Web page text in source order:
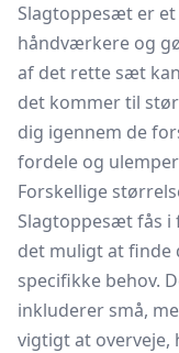
Slagtoppesæt er
håndværkere og
af det rette sæt
det kommer til
dig igennem de
fordele og
Forskellige
Slagtoppesæt fås i
det muligt at finde
specifikke behov.
inkluderer små,
vigtigt at